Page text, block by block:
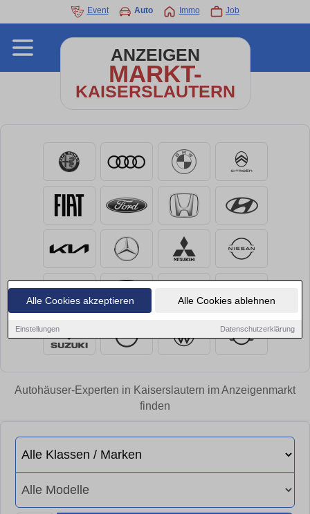
Alle Cookies akzeptieren Alle Cookies ablehnen
Einstellungen Datenschutzerklärung
Event Auto Immo Job
ANZEIGEN
MARKT-
KAISERSLAUTERN
Autohäuser-Experten in Kaiserslautern im Anzeigenmarkt
finden